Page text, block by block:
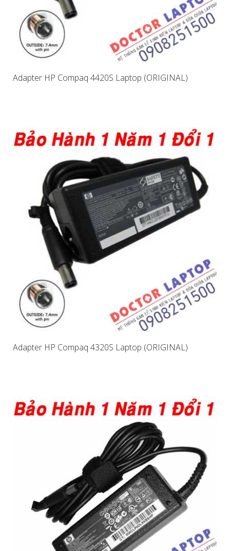
Adapter HP Compaq 4420S Laptop (ORIGINAL)
Adapter HP Compaq 4320S Laptop (ORIGINAL)